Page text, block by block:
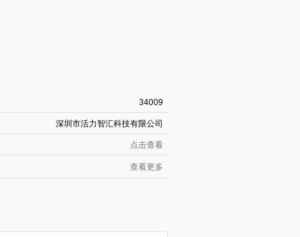
34009
深圳市活力智汇科技有限公司
点击查看
查看更多